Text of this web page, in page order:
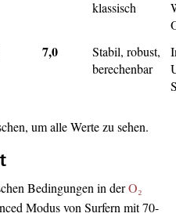
klassisch
7,0
Stabil, robust,
berechenbar
um alle Werte zu sehen.
Bedingungen in derO₂
Modus von Surfern mit 70-